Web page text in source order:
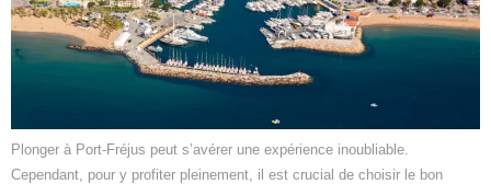
Plonger à Port-Fréjus peut s’avérer une expérience inoubliable.
Cependant, pour y profiter pleinement, il est crucial de choisir le bon